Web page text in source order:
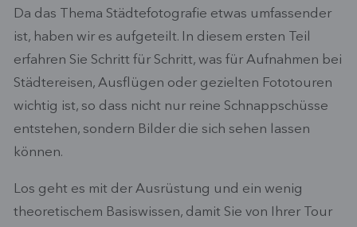
Da das Thema Städtefotografie etwas umfassender
ist, haben wir es aufgeteilt. In diesem ersten Teil
erfahren Sie Schritt für Schritt, was für Aufnahmen bei
Städtereisen, Ausflügen oder gezielten Fototouren
wichtig ist, so dass nicht nur reine Schnappschüsse
entstehen, sondern Bilder die sich sehen lassen
können.
Los geht es mit der Ausrüstung und ein wenig
theoretischem Basiswissen, damit Sie von Ihrer Tour